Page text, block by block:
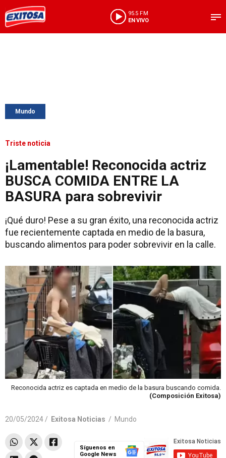
95.5 FM
EN VIVO
Mundo
Triste noticia
¡Lamentable! Reconocida actriz
BUSCA COMIDA ENTRE LA
BASURA para sobrevivir
¡Qué duro! Pese a su gran éxito, una reconocida actriz
fue recientemente captada en medio de la basura,
buscando alimentos para poder sobrevivir en la calle.
Reconocida actriz es captada en medio de la basura buscando comida.
(Composición Exitosa)
20/05/2024 / Exitosa Noticias / Mundo
Síguenos en
Google News